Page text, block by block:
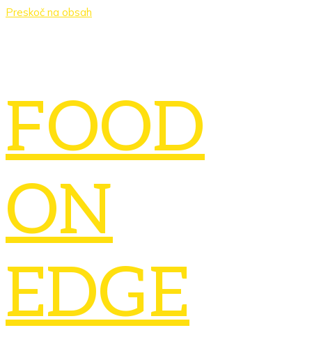
Preskoč na obsah
FOOD
ON
EDGE